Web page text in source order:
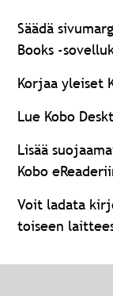
Säädä
Books -
Korjaa yleiset
Lue Kobo
Lisää
Kobo
Voit ladata
toiseen